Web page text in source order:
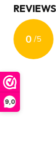
9,0
REVIEWS
0 /5